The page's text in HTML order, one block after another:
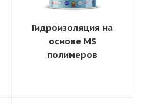
Гидроизоляция на
основе MS
полимеров